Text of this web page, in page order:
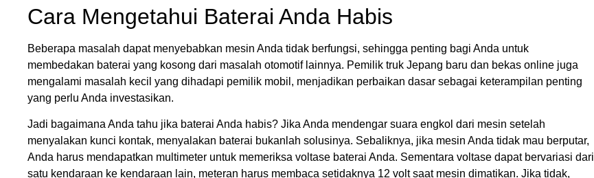
Cara Mengetahui Baterai Anda Habis
Beberapa masalah dapat menyebabkan mesin Anda tidak berfungsi, sehingga penting bagi Anda untuk
membedakan baterai yang kosong dari masalah otomotif lainnya. Pemilik truk Jepang baru dan bekas online juga
mengalami masalah kecil yang dihadapi pemilik mobil, menjadikan perbaikan dasar sebagai keterampilan penting
yang perlu Anda investasikan.
Jadi bagaimana Anda tahu jika baterai Anda habis? Jika Anda mendengar suara engkol dari mesin setelah
menyalakan kunci kontak, menyalakan baterai bukanlah solusinya. Sebaliknya, jika mesin Anda tidak mau berputar,
Anda harus mendapatkan multimeter untuk memeriksa voltase baterai Anda. Sementara voltase dapat bervariasi dari
satu kendaraan ke kendaraan lain, meteran harus membaca setidaknya 12 volt saat mesin dimatikan. Jika tidak,